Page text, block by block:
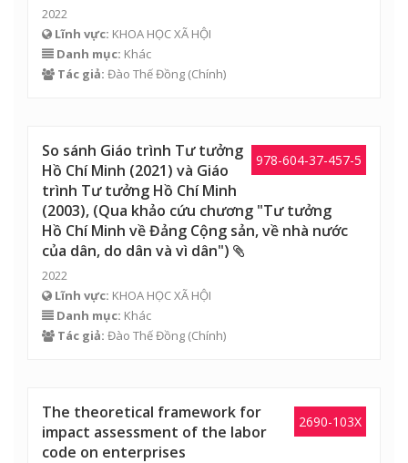
2022
Lĩnh vực: KHOA HỌC XÃ HỘI
Danh mục: Khác
Tác giả: Đào Thế Đồng (Chính)
978-604-37-457-5
So sánh Giáo trình Tư tưởng
Hồ Chí Minh (2021) và Giáo
trình Tư tưởng Hồ Chí Minh
(2003), (Qua khảo cứu chương "Tư tưởng
Hồ Chí Minh về Đảng Cộng sản, về nhà nước
của dân, do dân và vì dân")
2022
Lĩnh vực: KHOA HỌC XÃ HỘI
Danh mục: Khác
Tác giả: Đào Thế Đồng (Chính)
2690-103X
The theoretical framework for
impact assessment of the labor
code on enterprises